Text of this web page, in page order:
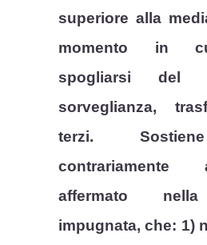
superiore alla
momento in
spogliarsi del
sorveglianza,
terzi.
affermato
impugnata, che: 1)